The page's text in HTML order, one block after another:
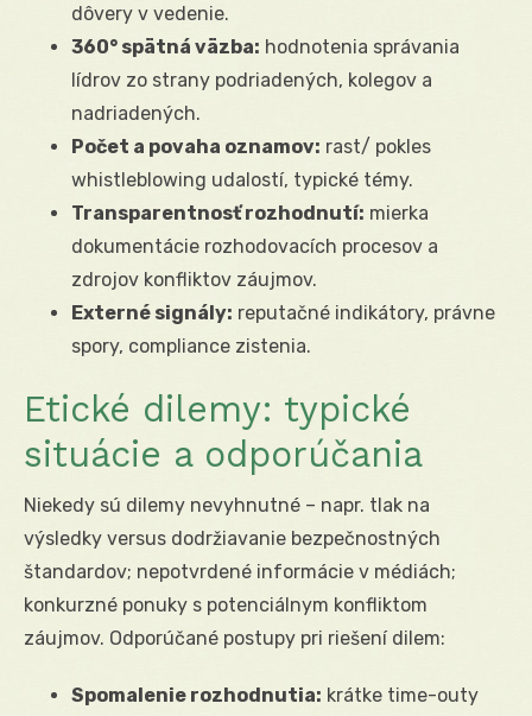
dôvery v vedenie.
360° spätná väzba: hodnotenia správania
lídrov zo strany podriadených, kolegov a
nadriadených.
Počet a povaha oznamov: rast/ pokles
whistleblowing udalostí, typické témy.
Transparentnosť rozhodnutí: mierka
dokumentácie rozhodovacích procesov a
zdrojov konfliktov záujmov.
Externé signály: reputačné indikátory, právne
spory, compliance zistenia.
Etické dilemy: typické
situácie a odporúčania
Niekedy sú dilemy nevyhnutné – napr. tlak na
výsledky versus dodržiavanie bezpečnostných
štandardov; nepotvrdené informácie v médiách;
konkurzné ponuky s potenciálnym konfliktom
záujmov. Odporúčané postupy pri riešení dilem:
Spomalenie rozhodnutia: krátke time-outy